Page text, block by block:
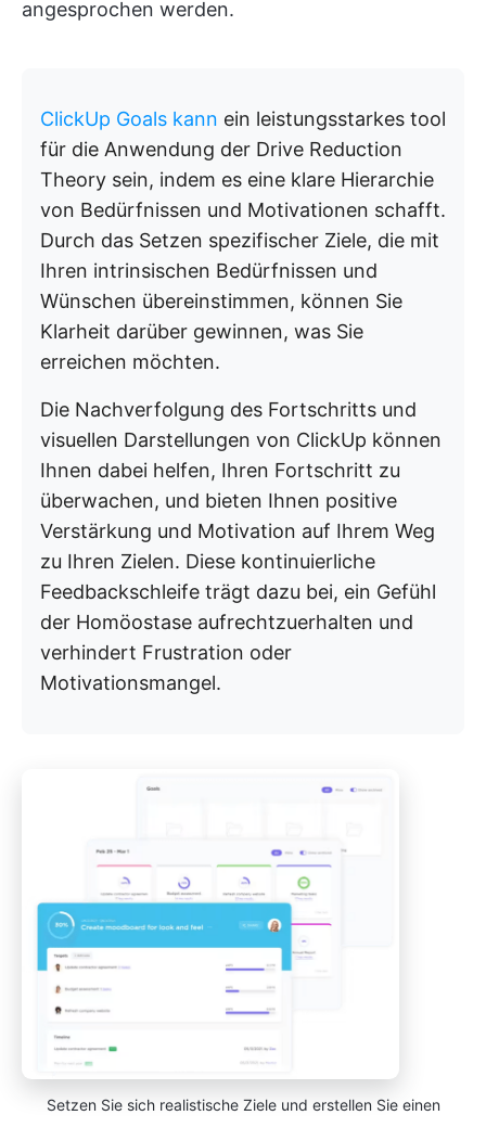
angesprochen werden.
ClickUp Goals kann ein leistungsstarkes tool
für die Anwendung der Drive Reduction
Theory sein, indem es eine klare Hierarchie
von Bedürfnissen und Motivationen schafft.
Durch das Setzen spezifischer Ziele, die mit
Ihren intrinsischen Bedürfnissen und
Wünschen übereinstimmen, können Sie
Klarheit darüber gewinnen, was Sie
erreichen möchten.
Die Nachverfolgung des Fortschritts und
visuellen Darstellungen von ClickUp können
Ihnen dabei helfen, Ihren Fortschritt zu
überwachen, und bieten Ihnen positive
Verstärkung und Motivation auf Ihrem Weg
zu Ihren Zielen. Diese kontinuierliche
Feedbackschleife trägt dazu bei, ein Gefühl
der Homöostase aufrechtzuerhalten und
verhindert Frustration oder
Motivationsmangel.
Setzen Sie sich realistische Ziele und erstellen Sie einen